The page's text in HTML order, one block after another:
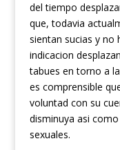
del tiempo
que, todavia
sientan sucias y no
indicacion
tabues en torno a
es comprensible
voluntad con su
disminuya asi
sexuales.